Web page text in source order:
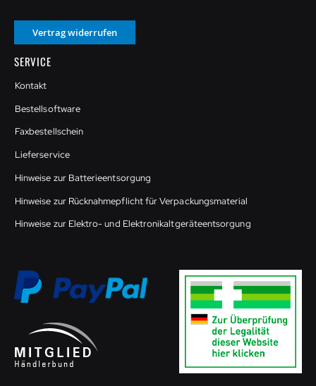
Vertrag widerrufen
SERVICE
Kontakt
Bestellsoftware
Faxbestellschein
Lieferservice
Hinweise zur Batterieentsorgung
Hinweise zur Rücknahmepflicht für Verpackungsmaterial
Hinweise zur Elektro- und Elektronikaltgeräteentsorgung